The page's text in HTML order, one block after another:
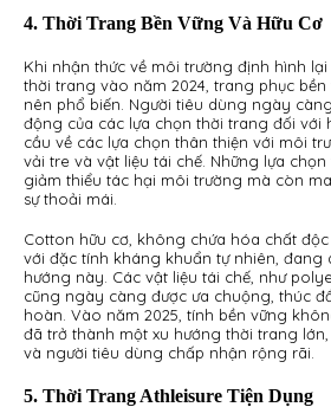
4. Thời Trang Bền Vững Và Hữu Cơ
Khi nhận thức về môi trường định hình
thời trang vào năm 2024, trang phục
nên phổ biến. Người tiêu dùng ngày
động của các lựa chọn thời trang đối với
cầu về các lựa chọn thân thiện với môi
vải tre và vật liệu tái chế. Những lựa
giảm thiểu tác hại môi trường mà còn
sự thoải mái.
Cotton hữu cơ, không chứa hóa chất
với đặc tính kháng khuẩn tự nhiên, đang
hướng này. Các vật liệu tái chế, như
cũng ngày càng được ưa chuộng, thúc
hoàn. Vào năm 2025, tính bền vững
đã trở thành một xu hướng thời trang
và người tiêu dùng chấp nhận rộng rãi.
5. Thời Trang Athleisure Tiện Dụng